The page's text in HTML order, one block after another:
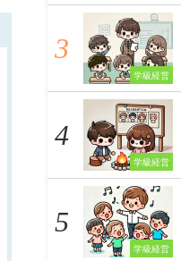
学級経営
学級経営
学級経営